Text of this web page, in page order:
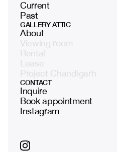
Current
Past
GALLERY ATTIC
About
Viewing room
Rental
Lease
Project Chandigarh
CONTACT
Inquire
Book appointment
Instagram